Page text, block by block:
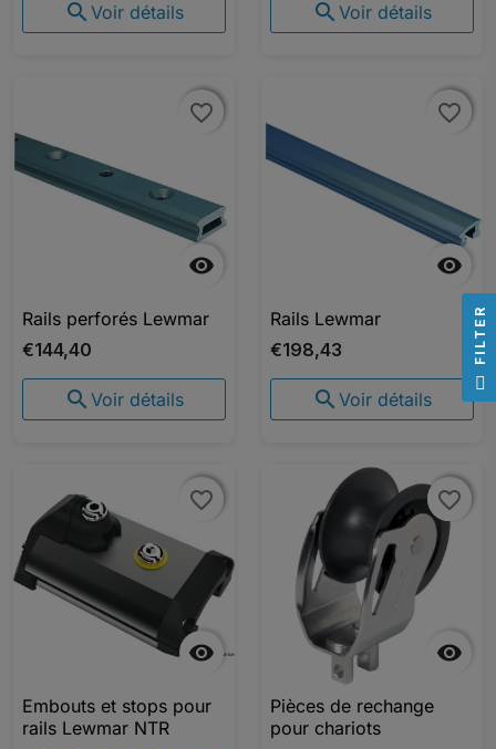
 Voir détails  Voir détails

favorite_border
favorite_border
Rails perforés Lewmar
€144,40
 Voir détails

favorite_border
favorite_border
Rails Lewmar
€198,43
 Voir détails

favorite_border
favorite_border
Embouts et stops pour
rails Lewmar NTR

favorite_border
favorite_border
Pièces de rechange
pour chariots
R